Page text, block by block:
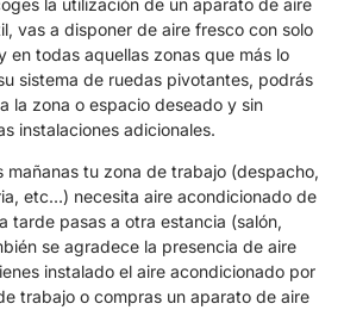
la utilización de un aparato de aire
vas a disponer de aire fresco con solo
en todas aquellas zonas que más lo
sistema de ruedas pivotantes, podrás
la zona o espacio deseado y sin
instalaciones adicionales.
mañanas tu zona de trabajo (despacho,
etc…) necesita aire acondicionado de
tarde pasas a otra estancia (salón,
se agradece la presencia de aire
instalado el aire acondicionado por
trabajo o compras un aparato de aire